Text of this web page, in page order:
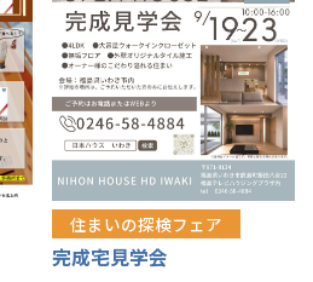
住まいの探検フェア
完成宅見学会